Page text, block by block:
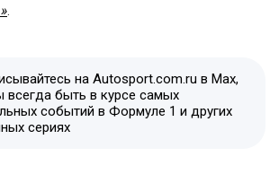
.
на Autosport.com.ru в Max,
всегда быть в курсе самых
событий в Формуле 1 и других
сериях